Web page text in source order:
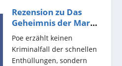
Rezension zu Das
Geheimnis der Marie
Roget von Poe
Poe erzählt keinen
Kriminalfall der schnellen
Enthüllungen, sondern